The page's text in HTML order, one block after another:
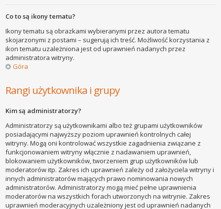
Co to są ikony tematu?
Ikony tematu są obrazkami wybieranymi przez autora tematu
skojarzonymi z postami – sugerują ich treść. Możliwość korzystania z
ikon tematu uzależniona jest od uprawnień nadanych przez
administratora witryny.
Góra
Rangi użytkownika i grupy
Kim są administratorzy?
Administratorzy są użytkownikami albo też grupami użytkowników
posiadającymi najwyższy poziom uprawnień kontrolnych całej
witryny. Mogą oni kontrolować wszystkie zagadnienia związane z
funkcjonowaniem witryny włącznie z nadawaniem uprawnień,
blokowaniem użytkowników, tworzeniem grup użytkowników lub
moderatorów itp. Zakres ich uprawnień zależy od założyciela witryny i
innych administratorów mających prawo nominowania nowych
administratorów. Administratorzy mogą mieć pełne uprawnienia
moderatorów na wszystkich forach utworzonych na witrynie. Zakres
uprawnień moderacyjnych uzależniony jest od uprawnień nadanych